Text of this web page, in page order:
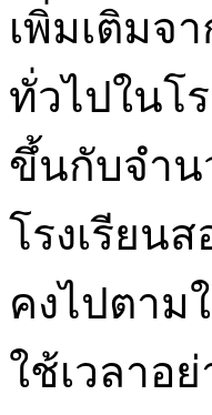
เพิ่มเติมจ
ทั่วไปในโ
ขึ้นกับจำน
โรงเรียน
คงไปตาม
ใช้เวลาอ